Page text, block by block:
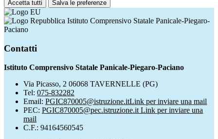
Accetta tutti Salva le preferenze
Istituto Comprensivo Statale Panicale-Piegaro-
Paciano
Contatti
Istituto Comprensivo Statale Panicale-Piegaro-Paciano
Via Picasso, 2 06068 TAVERNELLE (PG)
Tel: 075-832282
Email: PGIC870005@istruzione.itLink per inviare una mail
PEC: PGIC870005@pec.istruzione.it Link per inviare una
mail
C.F.: 94164560545